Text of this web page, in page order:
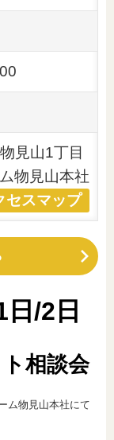
見山1丁目
物見山本社
セスマップ
/2日
相談会
ム物見山本社にて